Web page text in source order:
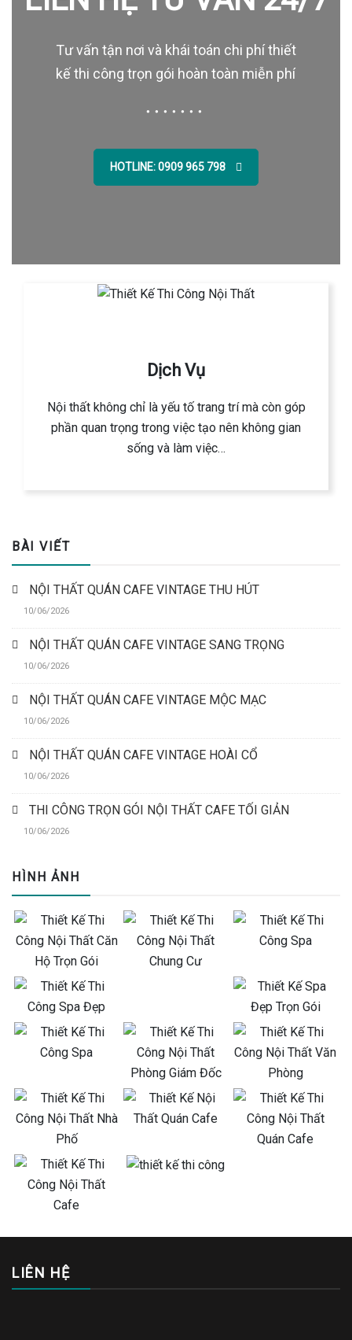
Tư vấn tận nơi và khái toán chi phí thiết
kế thi công trọn gói hoàn toàn miễn phí
HOTLINE: 0909 965 798
Dịch Vụ
Nội thất không chỉ là yếu tố trang trí mà còn góp
phần quan trọng trong việc tạo nên không gian
sống và làm việc…
BÀI VIẾT
NỘI THẤT QUÁN CAFE VINTAGE THU HÚT
10/06/2026
NỘI THẤT QUÁN CAFE VINTAGE SANG TRỌNG
10/06/2026
NỘI THẤT QUÁN CAFE VINTAGE MỘC MẠC
10/06/2026
NỘI THẤT QUÁN CAFE VINTAGE HOÀI CỔ
10/06/2026
THI CÔNG TRỌN GÓI NỘI THẤT CAFE TỐI GIẢN
10/06/2026
HÌNH ẢNH
LIÊN HỆ